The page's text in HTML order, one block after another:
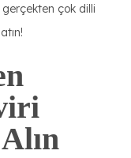
çok dilli